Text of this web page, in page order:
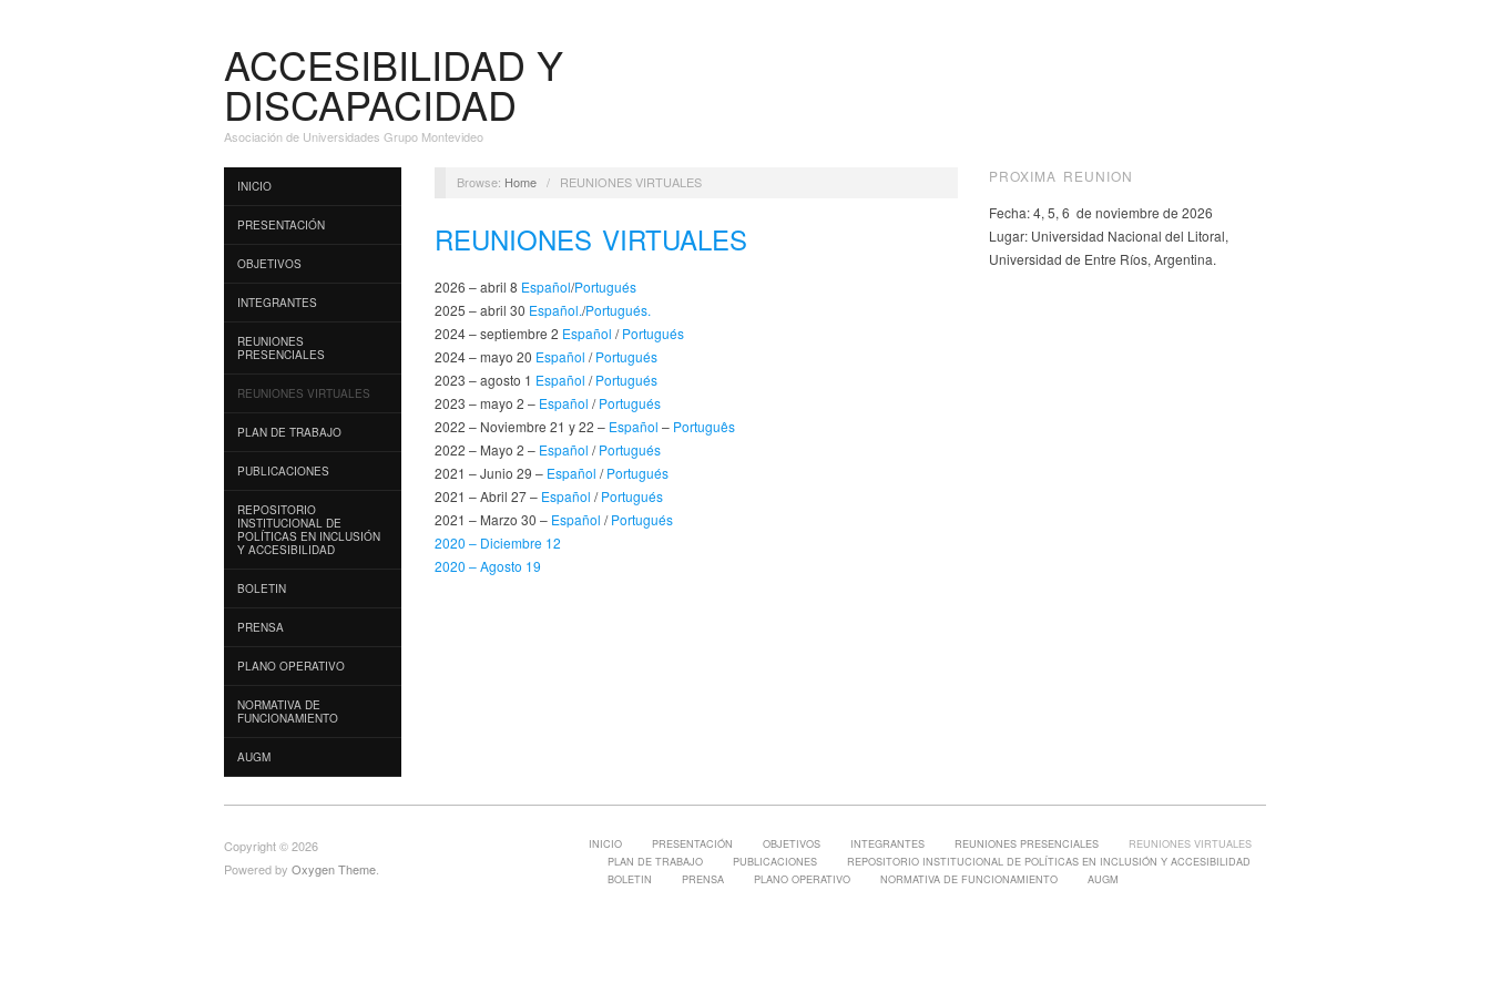
ACCESIBILIDAD Y
DISCAPACIDAD
Asociación de Universidades Grupo Montevideo
INICIO
PRESENTACIÓN
OBJETIVOS
INTEGRANTES
REUNIONES
PRESENCIALES
REUNIONES VIRTUALES
PLAN DE TRABAJO
PUBLICACIONES
REPOSITORIO
INSTITUCIONAL DE
POLÍTICAS EN INCLUSIÓN
Y ACCESIBILIDAD
BOLETIN
PRENSA
PLANO OPERATIVO
NORMATIVA DE
FUNCIONAMIENTO
AUGM
Browse: Home / REUNIONES VIRTUALES
REUNIONES VIRTUALES
2026 – abril 8 Español/Portugués
2025 – abril 30 Español./Portugués.
2024 – septiembre 2 Español /Portugués
2024 – mayo 20 Español /Portugués
2023 – agosto 1 Español /Portugués
2023 – mayo 2 – Español /Portugués
2022 – Noviembre 21 y 22 – Español – Português
2022 – Mayo 2 – Español /Portugués
2021 – Junio 29 – Español /Portugués
2021 – Abril 27 – Español /Portugués
2021 – Marzo 30 – Español /Portugués
2020 – Diciembre 12
2020 – Agosto 19
PROXIMA REUNION
Fecha: 4, 5, 6 de noviembre de 2026
Lugar: Universidad Nacional del Litoral,
Universidad de Entre Ríos, Argentina.
Copyright © 2026
Powered by Oxygen Theme
INICIO PRESENTACIÓN OBJETIVOS INTEGRANTES REUNIONES PRESENCIALES
REUNIONES VIRTUALES
PLAN DE TRABAJO
PUBLICACIONES
REPOSITORIO INSTITUCIONAL DE POLÍTICAS EN INCLUSIÓN Y ACCESIBILIDAD
BOLETIN
PRENSA PLANO OPERATIVO NORMATIVA DE FUNCIONAMIENTO AUGM